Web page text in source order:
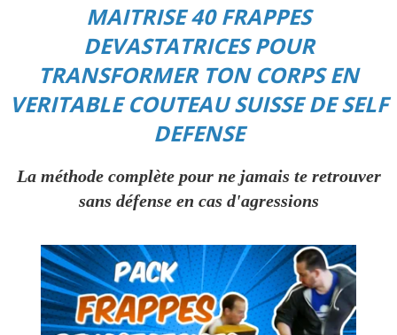
MAITRISE 40 FRAPPES
DEVASTATRICES POUR
TRANSFORMER TON CORPS EN
VERITABLE COUTEAU SUISSE DE SELF
DEFENSE
La méthode complète pour ne jamais te retrouver
sans défense en cas d'agressions